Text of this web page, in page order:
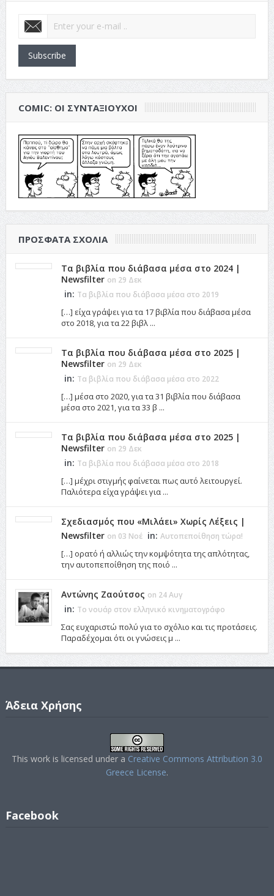
Subscribe
COMIC: ΟΙ ΣΥΝΤΑΞΙΟΎΧΟΙ
ΠΡΌΣΦΑΤΑ ΣΧΌΛΙΑ
Τα βιβλία που διάβασα μέσα στο 2024 |
Newsfilter on 29 Δεκ
in: Τα βιβλία που διάβασα μέσα στο 2019
[…] είχα γράψει για τα 17 βιβλία που διάβασα μέσα
στο 2018, για τα 22 βιβλ ...
Τα βιβλία που διάβασα μέσα στο 2025 |
Newsfilter on 29 Δεκ
in: Τα βιβλία που διάβασα μέσα στο 2022
[…] μέσα στο 2020, για τα 31 βιβλία που διάβασα
μέσα στο 2021, για τα 33 β ...
Τα βιβλία που διάβασα μέσα στο 2025 |
Newsfilter on 29 Δεκ
in: Τα βιβλία που διάβασα μέσα στο 2018
[…] μέχρι στιγμής φαίνεται πως αυτό λειτουργεί.
Παλιότερα είχα γράψει για ...
Σχεδιασμός που «Μιλάει» Χωρίς Λέξεις |
Newsfilter on 03 Νοέ in: Αυτοπεποίθηση τώρα!
[…] ορατό ή αλλιώς την κομψότητα της απλότητας,
την αυτοπεποίθηση της ποιό ...
Αντώνης Ζαούτσος on 24 Αυγ
in: Το νουάρ στον ελληνικό κινηματογράφο
Σας ευχαριστώ πολύ για το σχόλιο και τις προτάσεις.
Παραδέχομαι ότι οι γνώσεις μ ...
Άδεια Χρήσης
This work is licensed under a Creative Commons Attribution 3.0
Greece License.
Facebook